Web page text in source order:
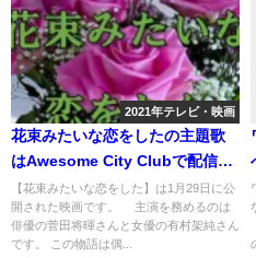
2021年テレビ・映画
花束みたいな恋をしたの主題歌
はAwesome City Clubで配信
は？歌詞やPVは？
【花束みたいな恋をした】は1月29日に公
開された映画です。 主演を務めるのは
俳優の菅田将暉さんと女優の有村架純さん
です。 この物語は偶...